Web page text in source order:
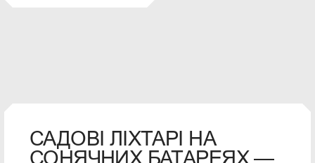
САДОВІ ЛІХТАРІ НА
СОНЯЧНИХ БАТАРЕЯХ —